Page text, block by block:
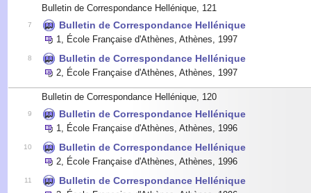
Bulletin de Correspondance Hellénique, 121
7 Bulletin de Correspondance Hellénique
1 École Française d'Athènes, Athènes 1997
8 Bulletin de Correspondance Hellénique
2 École Française d'Athènes, Athènes 1997
Bulletin de Correspondance Hellénique, 120
9 Bulletin de Correspondance Hellénique
1, École Française d'Athènes, Athènes, 1996
10 Bulletin de Correspondance Hellénique
2, École Française d'Athènes, Athènes, 1996
11 Bulletin de Correspondance Hellénique